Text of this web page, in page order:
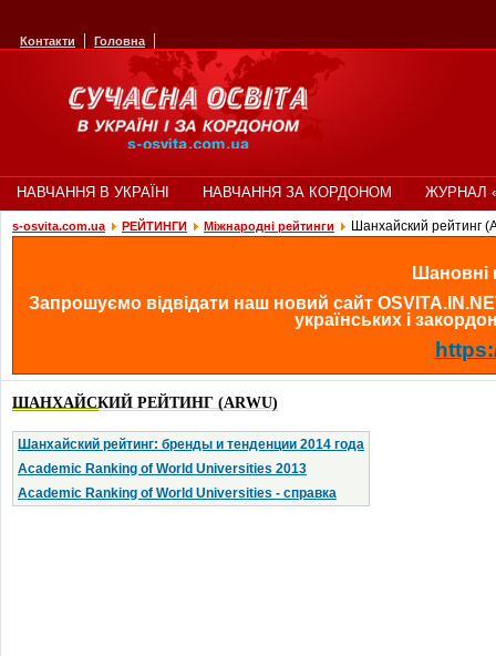
Контакти Головна
НАВЧАННЯ В УКРАЇНІ НАВЧАННЯ ЗА КОРДОНОМ ЖУРНАЛ
s-osvita.com.ua РЕЙТИНГИ Міжнародні рейтинги Шанхайский рейтинг
Шановні
Запрошуємо відвідати наш новий сайт
українських і
ШАНХАЙСКИЙ РЕЙТИНГ (ARWU)
Шанхайский рейтинг: бренды и тенденции 2014 года
Academic Ranking of World Universities 2013
Academic Ranking of World Universities - справка